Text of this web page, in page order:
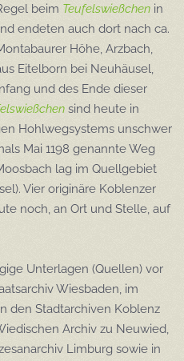
beim Teufelswießchen in
endeten auch dort nach ca.
Höhe, Arzbach,
Eitelborn bei Neuhäusel,
und des Ende dieser
sind heute in
Hohlwegsystems unschwer
Mai 1198 genannte Weg
lag im Quellgebiet
Vier originäre Koblenzer
noch, an Ort und Stelle, auf
Unterlagen (Quellen) vor
Wiesbaden, im
den Stadtarchiven Koblenz
Archiv zu Neuwied,
Limburg sowie in